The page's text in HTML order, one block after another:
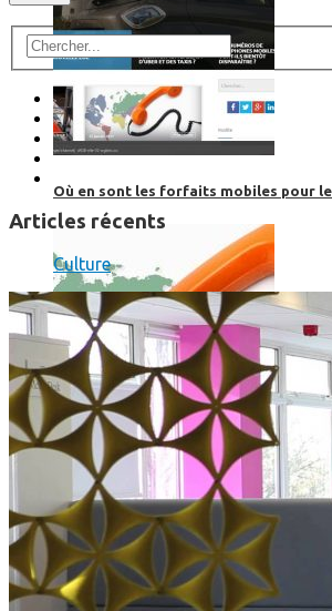
Où en sont les forfaits mobiles pour
SmartPhone
Articles récents
Culture